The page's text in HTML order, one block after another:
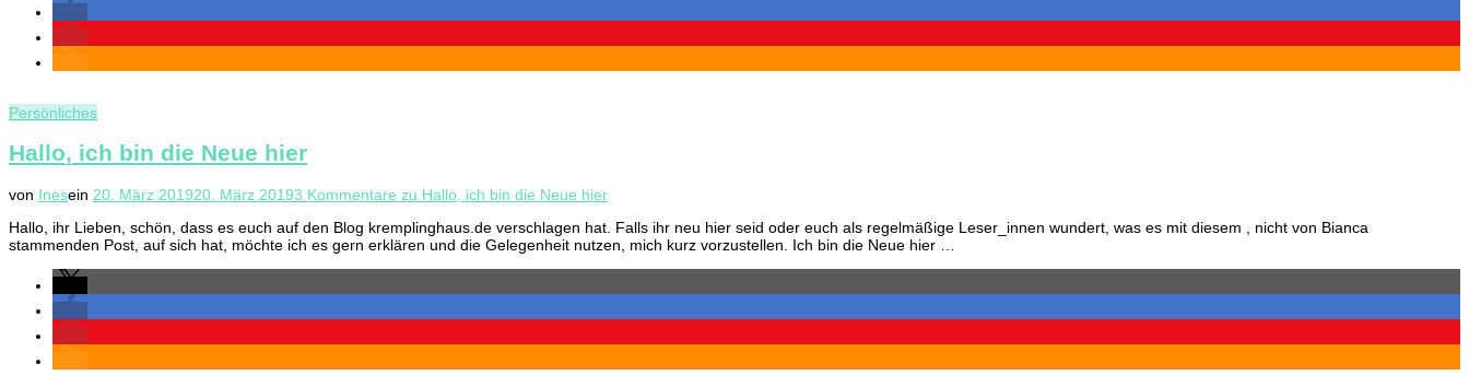
Persönliches
Hallo, ich bin die Neue hier
von Inesein 20. März 201920. März 20193 Kommentare zu Hallo, ich bin die Neue hier
Hallo, ihr Lieben, schön, dass es euch auf den Blog kremplinghaus.de verschlagen hat. Falls ihr neu hier seid oder euch als regelmäßige Leser_innen wundert, was es mit diesem , nicht von Bianca
stammenden Post, auf sich hat, möchte ich es gern erklären und die Gelegenheit nutzen, mich kurz vorzustellen. Ich bin die Neue hier …